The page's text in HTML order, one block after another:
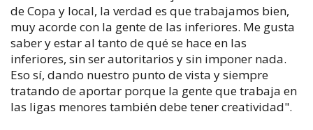
de Copa y local, la verdad es que trabajamos bien,
muy acorde con la gente de las inferiores. Me gusta
saber y estar al tanto de qué se hace en las
inferiores, sin ser autoritarios y sin imponer nada.
Eso sí, dando nuestro punto de vista y siempre
tratando de aportar porque la gente que trabaja en
las ligas menores también debe tener creatividad".